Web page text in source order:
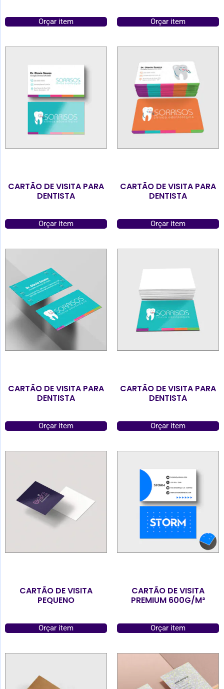
Orçar item Orçar item
CARTÃO DE VISITA PARA
DENTISTA
Orçar item
CARTÃO DE VISITA PARA
DENTISTA
Orçar item
CARTÃO DE VISITA PARA
DENTISTA
Orçar item
CARTÃO DE VISITA PARA
DENTISTA
Orçar item
CARTÃO DE VISITA
PEQUENO
Orçar item
CARTÃO DE VISITA
PREMIUM 600G/M²
Orçar item